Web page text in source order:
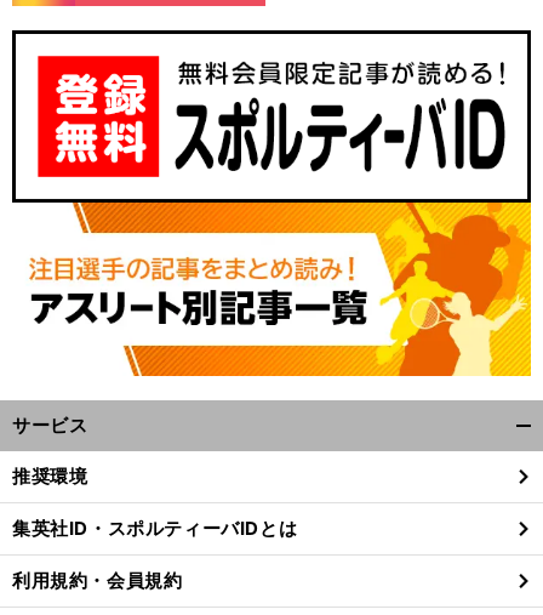
サービス
閉
る
推奨環境
集英社ID・スポルティーバIDとは
利用規約・会員規約